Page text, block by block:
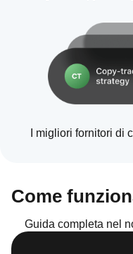
I migliori fornitori di
Come
Guida completa nel